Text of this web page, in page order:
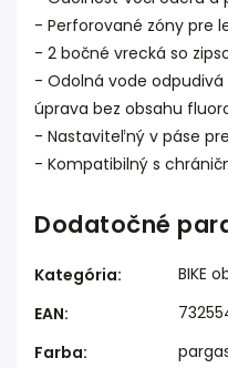
- Perforované zóny pre
- 2 bočné vrecká so
- Odolná vode
úprava bez obsahu
- Nastaviteľný v páse
- Kompatibilný s
Dodatočné
Kategória:
BIKE
EAN:
Farba: